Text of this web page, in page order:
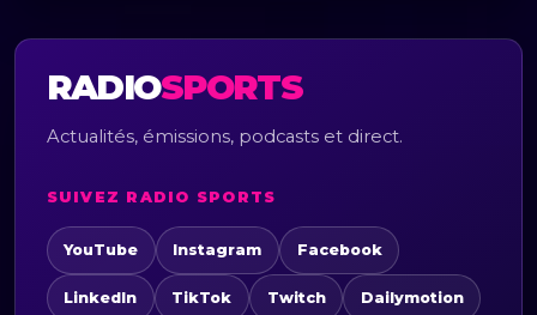
RADIOSPORTS
Actualités, émissions, podcasts et direct.
SUIVEZ RADIO SPORTS
YouTube Instagram Facebook
LinkedIn TikTok Twitch Dailymotion